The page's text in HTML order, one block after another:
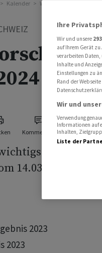
Kalender Wochenvorschau
Kommentare
14.03.2024 -
2023
2023
Ihre
Wir und unsere 293
auf Ihrem Gerät
verarbeiten
Inhalte und
Einstellungen zu
Rand der
Wir und
Verwendung
Informationen auf
Inhalten,
Liste der